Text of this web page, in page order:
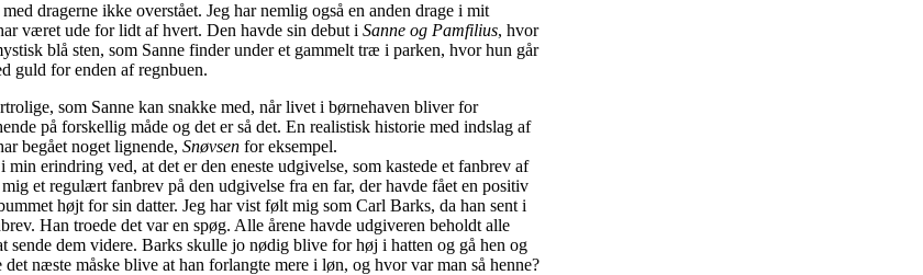
dragerne ikke overstået. Jeg har nemlig også en anden drage i mit
været ude for lidt af hvert. Den havde sin debut i Sanne og Pamfilius, hvor
blå sten, som Sanne finder under et gammelt træ i parken, hvor hun går
guld for enden af regnbuen.
som Sanne kan snakke med, når livet i børnehaven bliver for
på forskellig måde og det er så det. En realistisk historie med indslag af
begået noget lignende, Snøvsenfor eksempel.
erindring ved, at det er den eneste udgivelse, som kastede et fanbrev af
et regulært fanbrev på den udgivelse fra en far, der havde fået en positiv
højt for sin datter. Jeg har vist følt mig som Carl Barks, da han sent i
Han troede det var en spøg. Alle årene havde udgiveren beholdt alle
sende dem videre. Barks skulle jo nødig blive for høj i hatten og gå hen og
næste måske blive at han forlangte mere i løn, og hvor var man så henne?